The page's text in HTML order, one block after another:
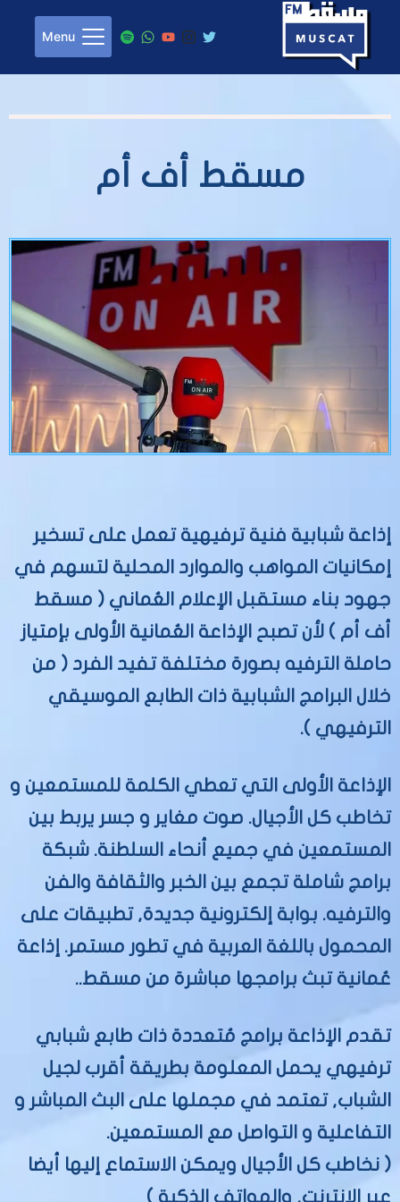
Menu
مسقط أف أم
إذاعة شبابية فنية ترفيهية تعمل على تسخير
إمكانيات المواهب والموارد المحلية لتسهم في
جهود بناء مستقبل الإعلام العُماني ( مسقط
أف أم ) لأن تصبح الإذاعة العُمانية الأولى بإمتياز
حاملة الترفيه بصورة مختلفة تفيد الفرد ( من
خلال البرامج الشبابية ذات الطابع الموسيقي
الترفيهي ).
الإذاعة الأولى التي تعطي الكلمة للمستمعين و
تخاطب كل الأجيال. صوت مغاير و جسر يربط بين
المستمعين في جميع أنحاء السلطنة. شبكة
برامج شاملة تجمع بين الخبر والثقافة والفن
والترفيه. بوابة إلكترونية جديدة, تطبيقات على
المحمول باللغة العربية في تطور مستمر. إذاعة
عُمانية تبث برامجها مباشرة من مسقط..
تقدم الإذاعة برامج مُتعددة ذات طابع شبابي
ترفيهي يحمل المعلومة بطريقة أقرب لجيل
الشباب, تعتمد في مجملها على البث المباشر و
التفاعلية و التواصل مع المستمعين.
( نخاطب كل الأجيال ويمكن الاستماع إليها أيضا
عبر الإنترنت, والهواتف الذكية )